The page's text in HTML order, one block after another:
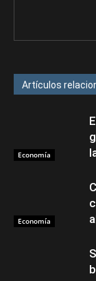
Artículos
Economía
Economía